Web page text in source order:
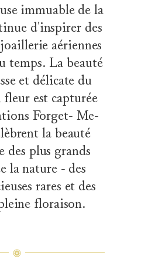
immuable de la
d'inspirer des
aériennes
temps. La beauté
et délicate du
est capturée
Forget- Me-
la beauté
des plus grands
la nature - des
rares et des
floraison.